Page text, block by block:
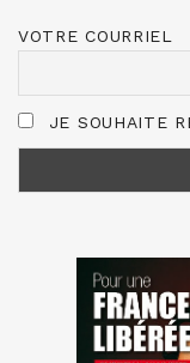
VOTRE COURRIEL
JE SOUHAITE